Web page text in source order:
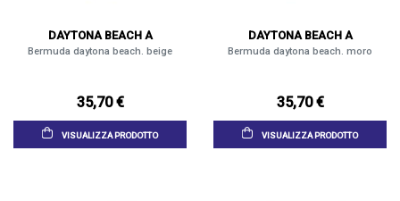
DAYTONA BEACH A
Bermuda daytona beach. beige
35,70 €
VISUALIZZA PRODOTTO
DAYTONA BEACH A
Bermuda daytona beach. moro
35,70 €
VISUALIZZA PRODOTTO